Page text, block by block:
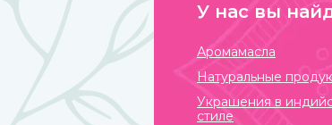
У нас вы
Аромамасла
Натуральные
Украшения в
стиле